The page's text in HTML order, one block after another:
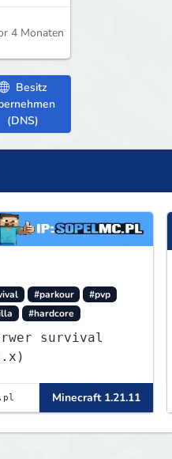
4 Monaten
Besitz
(DNS)
#parkour
#pvp
#hardcore
survival
Minecraft 1.21.11